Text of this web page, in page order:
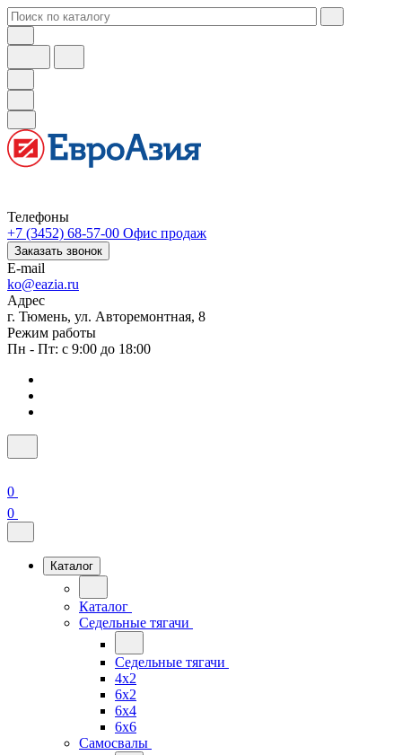
Телефоны
+7 (3452) 68-57-00 Офис продаж
Заказать звонок
E-mail
ko@eazia.ru
Адрес
г. Тюмень, ул. Авторемонтная, 8
Режим работы
Пн - Пт: с 9:00 до 18:00
0
0
Каталог
Каталог
Седельные тягачи
Седельные тягачи
4x2
6x2
6x4
6x6
Самосвалы